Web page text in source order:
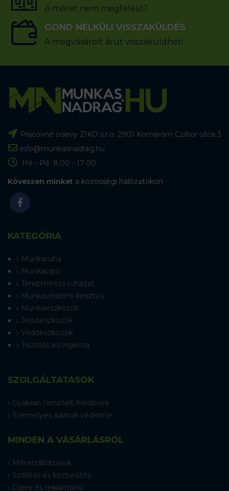
A méret nem megfelelő?
GOND NÉLKÜLI VISSZAKÜLDÉS
A megvásárolt árut visszaküldheti
Pracovné odevy ZIKO s.r.o. 2901 Komárom Czibor utca 3
info@munkasnadrag.hu
Hé - Pé: 8:00 - 17:00
Kövessen minket a közösségi hálózatokon
KATEGÓRIA
Munkaruha
Munkacipő
Terepmintás ruházat
Munkavédelmi kesztyű
Munkaeszközök
Jelzőeszközök
Védőeszközök
Tisztítás és higiénia
SZOLGÁLTATÁSOK
Gyakran Ismételt Kérdések
Személyes adatok védelme
MINDEN A VÁSÁRLÁSRÓL
Mérettáblázatok
Szállítás és kézbesítés
Csere és reklamáció